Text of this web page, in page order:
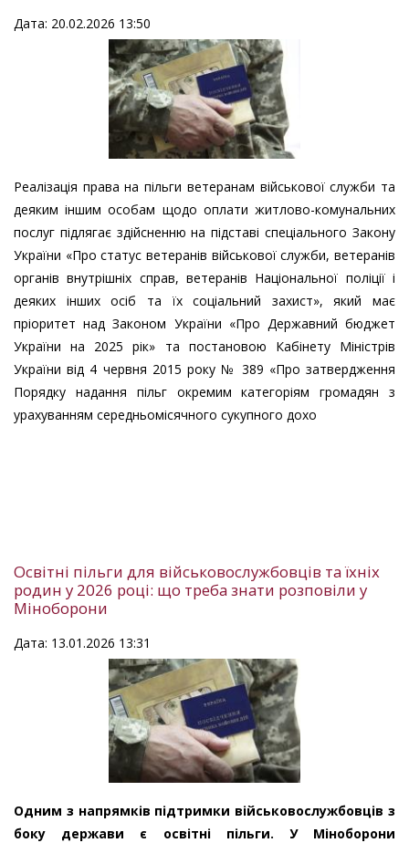
Дата: 20.02.2026 13:50
Реалізація права на пільги ветеранам військової служби та
деяким іншим особам щодо оплати житлово-комунальних
послуг підлягає здійсненню на підставі спеціального Закону
України «Про статус ветеранів військової служби, ветеранів
органів внутрішніх справ, ветеранів Національної поліції і
деяких інших осіб та їх соціальний захист», який має
пріоритет над Законом України «Про Державний бюджет
України на 2025 рік» та постановою Кабінету Міністрів
України від 4 червня 2015 року № 389 «Про затвердження
Порядку надання пільг окремим категоріям громадян з
урахуванням середньомісячного сукупного дохо
Освітні пільги для військовослужбовців та їхніх
родин у 2026 році: що треба знати розповіли у
Міноборони
Дата: 13.01.2026 13:31
Одним з напрямків підтримки військовослужбовців з
боку держави є освітні пільги. У Міноборони